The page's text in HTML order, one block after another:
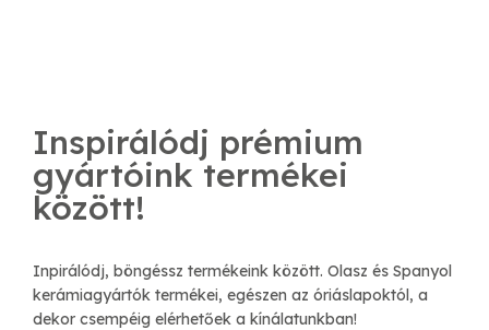
Inspirálódj prémium
gyártóink termékei
között!
Inpirálódj, böngéssz termékeink között. Olasz és Spanyol
kerámiagyártók termékei, egészen az óriáslapoktól, a
dekor csempéig elérhetőek a kínálatunkban!